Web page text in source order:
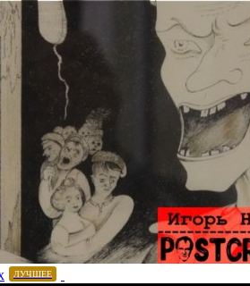
ЛУЧШЕЕ